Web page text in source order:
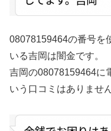
08078159464の番号を
いる吉岡は闇金です。
吉岡の08078159464に
いう口コミはありません